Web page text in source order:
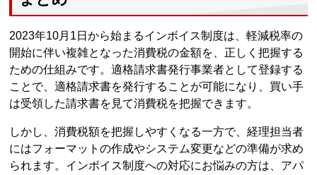
2023年10月1日から始まるインボイス制度は、軽減税率の
開始に伴い複雑となった消費税の金額を、正しく把握する
ための仕組みです。適格請求書発行事業者として登録する
ことで、適格請求書を発行することが可能になり、買い手
は受領した請求書を見て消費税を把握できます。
しかし、消費税額を把握しやすくなる一方で、経理担当者
にはフォーマットの作成やシステム変更などの準備が求め
られます。インボイス制度への対応にお悩みの方は、アパ